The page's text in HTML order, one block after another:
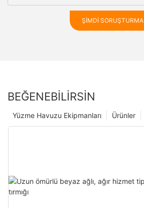
ŞIMDI SORUŞTURMA
BEĞENEBILIRSIN
Ürünler
Yüzme Havuzu Ekipmanları